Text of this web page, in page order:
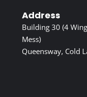
Address
Building 30 (4
Mess)
Queensway, Cold